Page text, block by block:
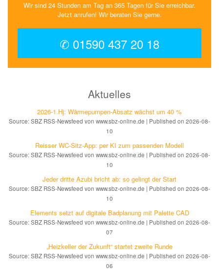
Wir sind 24 Stunden am Tag an 365 Tagen für Sie erreichbar.
Jetzt anrufen! Wir beraten Sie gerne.
✆ 01590 437 20 18
Aktuelles
2026-1.Hj: Wär­me­pum­pen-Ab­satz wächst um 40 %
Source: SBZ RSS-Newsfeed von www.sbz-online.de
Published on 2026-08-
10
Reisser WC-Sitz-App: per KI zum pas­sen­den Mo­dell
Source: SBZ RSS-Newsfeed von www.sbz-online.de
Published on 2026-08-
10
Jeder dritte Azubi bricht ab: so gelingt der Start
Source: SBZ RSS-Newsfeed von www.sbz-online.de
Published on 2026-08-
10
Elements setzt auf di­gi­ta­le Bad­pla­nung mit Palette CAD
Source: SBZ RSS-Newsfeed von www.sbz-online.de
Published on 2026-08-
07
„Heizkeller der Zu­kunft“ star­tet zwei­te Run­de
Source: SBZ RSS-Newsfeed von www.sbz-online.de
Published on 2026-08-
06